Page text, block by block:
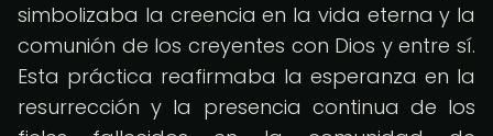
simbolizaba la creencia en la vida eterna y la
comunión de los creyentes con Dios y entre sí.
Esta práctica reafirmaba la esperanza en la
resurrección y la presencia continua de los